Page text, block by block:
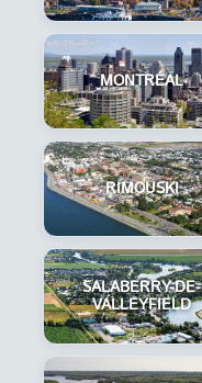
MONTRÉAL
RIMOUSKI
SALABERRY-DE-
VALLEYFIELD